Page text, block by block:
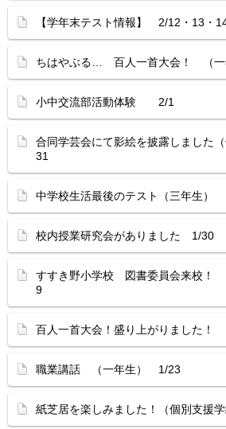
【学年末テスト情報】 2/12・13・
ちはやぶる… 百人一首大会！ （
小中交流部活動体験 2/1
合同学芸会にて影絵を披露しました
31
中学校生活最後のテスト（三年生）
校内授業研究会がありました 1/30
すすき野小学校 図書委員会来校！
9
百人一首大会！盛り上がりました
職業講話 （一年生） 1/23
紙芝居を楽しみました！（個別支